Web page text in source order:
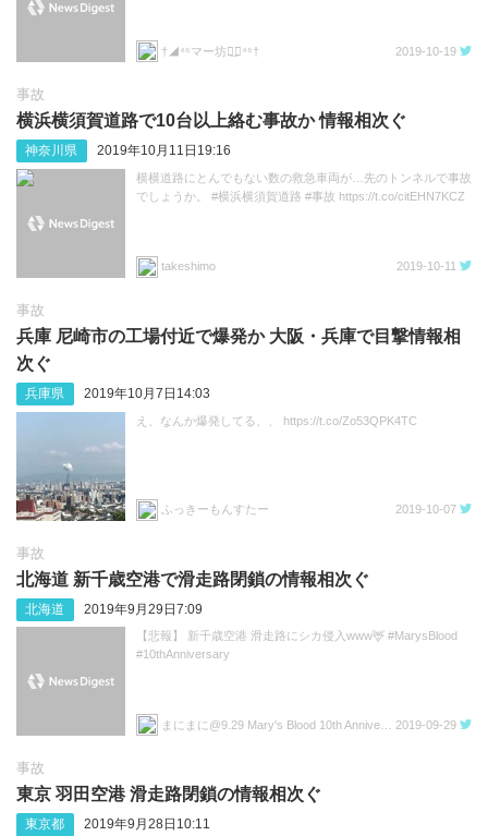
†◢⁴⁶マー坊◢͟￨⁴⁶† 2019-10-19
事故
横浜横須賀道路で10台以上絡む事故か 情報相次ぐ
神奈川県 2019年10月11日19:16
横横道路にとんでもない数の救急車両が…先のトンネルで事故
でしょうか。 #横浜横須賀道路 #事故 https://t.co/citEHN7KCZ
takeshimo 2019-10-11
事故
兵庫 尼崎市の工場付近で爆発か 大阪・兵庫で目撃情報相
次ぐ
兵庫県 2019年10月7日14:03
え、なんか爆発してる、、 https://t.co/Zo53QPK4TC
ふっきーもんすたー 2019-10-07
事故
北海道 新千歳空港で滑走路閉鎖の情報相次ぐ
北海道 2019年9月29日7:09
【悲報】 新千歳空港 滑走路にシカ侵入www🦌 #MarysBlood
#10thAnniversary
2019-09-29
事故
東京 羽田空港 滑走路閉鎖の情報相次ぐ
東京都 2019年9月28日10:11